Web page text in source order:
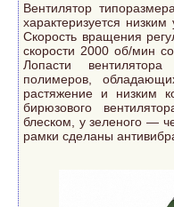
Вентилятор
характеризуется
Скорость вращения
скорости 2000 об/мин
Лопасти вентилятора
полимеров,
растяжение и низким
бирюзового
блеском, у зеленого —
рамки сделаны